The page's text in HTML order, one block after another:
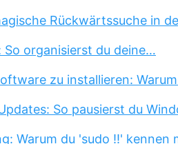
Rückwärtssuche in
So organisierst du deine…
zu installieren:
So pausierst du
Warum du 'sudo !!' kennen